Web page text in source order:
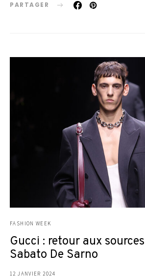
PARTAGER
FASHION WEEK
Gucci : retour aux
Sabato De Sarno
12 JANVIER 2024